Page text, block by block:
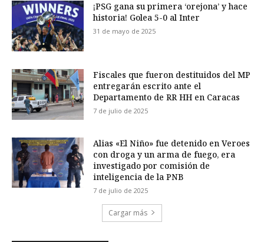
¡PSG gana su primera ‘orejona’ y hace
historia! Golea 5-0 al Inter
31 de mayo de 2025
Fiscales que fueron destituidos del MP
entregarán escrito ante el
Departamento de RR HH en Caracas
7 de julio de 2025
Alias «El Niño» fue detenido en Veroes
con droga y un arma de fuego, era
investigado por comisión de
inteligencia de la PNB
7 de julio de 2025
Cargar más